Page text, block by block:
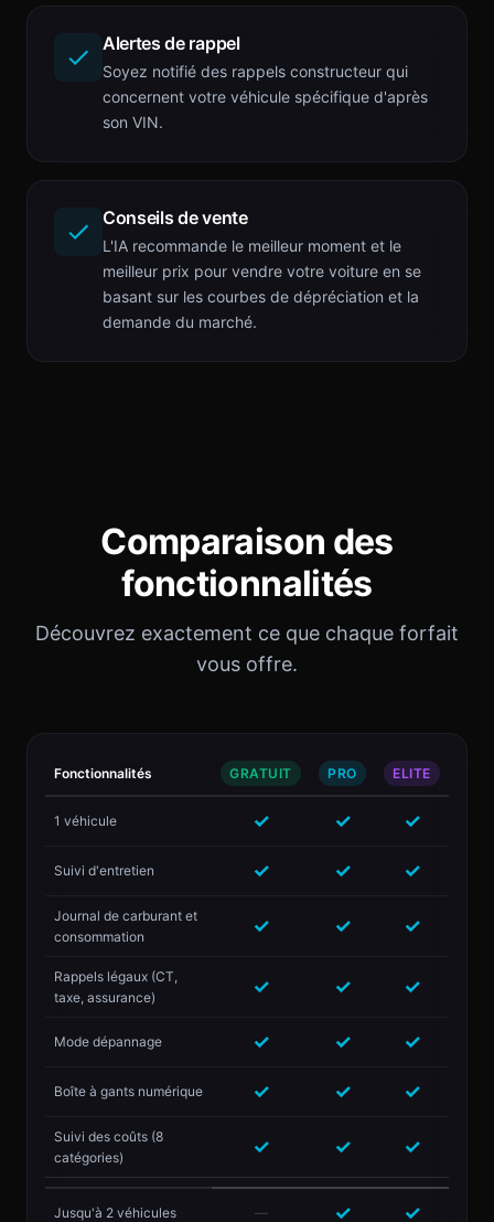
Alertes de rappel
Soyez notifié des rappels constructeur qui
concernent votre véhicule spécifique d'après
son VIN.
Conseils de vente
L'IA recommande le meilleur moment et le
meilleur prix pour vendre votre voiture en se
basant sur les courbes de dépréciation et la
demande du marché.
Comparaison des
fonctionnalités
Découvrez exactement ce que chaque forfait
vous offre.
Fonctionnalités GRATUIT PRO ELITE
1 véhicule ✓ ✓ ✓
Suivi d'entretien ✓ ✓ ✓
Journal de carburant et
consommation
✓ ✓ ✓
Rappels légaux (CT,
taxe, assurance)
✓ ✓ ✓
Mode dépannage ✓ ✓ ✓
Boîte à gants numérique ✓ ✓ ✓
Suivi des coûts (8
catégories)
✓ ✓ ✓
Jusqu'à 2 véhicules — ✓ ✓